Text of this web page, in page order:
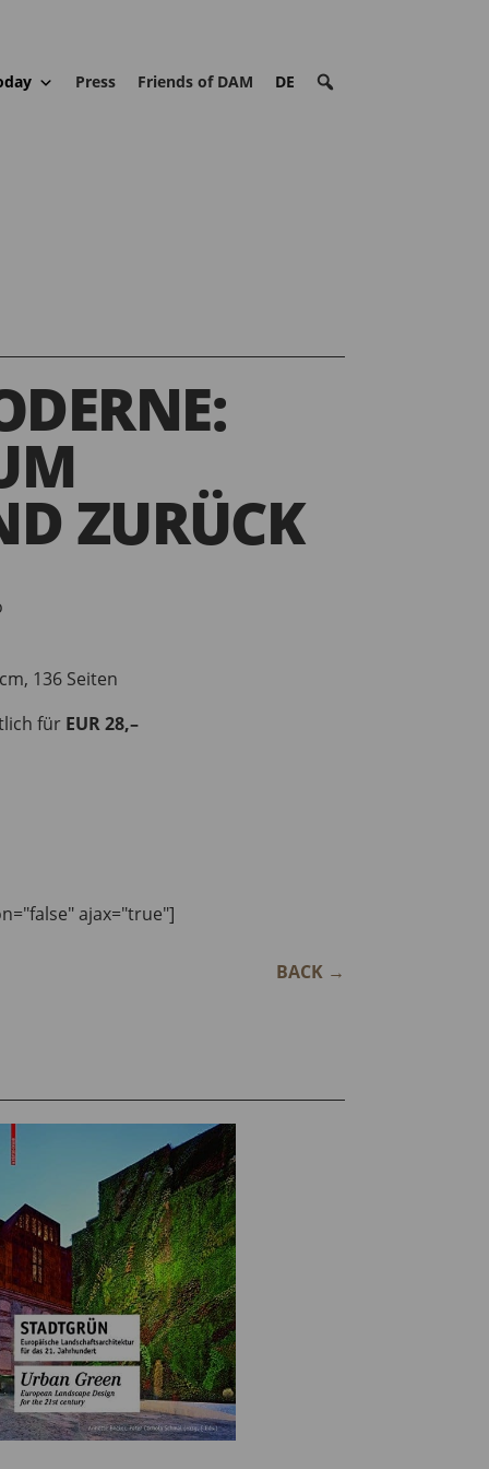
Press Friends of DAM DE
ZURÜCK
136 Seiten
für EUR28,–
ajax="true"]
BACK →